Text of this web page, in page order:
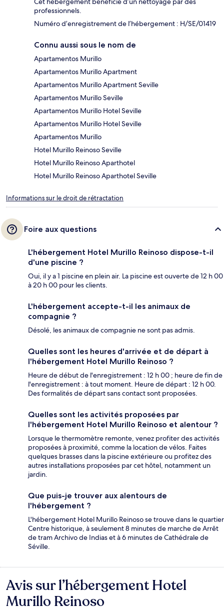
professionnels.
Numéro d’enregistrement de l’hébergement : H/SE/01419
Connu aussi sous le nom de
Apartamentos Murillo
Apartamentos Murillo Apartment
Apartamentos Murillo Apartment Seville
Apartamentos Murillo Seville
Apartamentos Murillo Hotel Seville
Apartamentos Murillo Hotel Seville
Apartamentos Murillo
Hotel Murillo Reinoso Seville
Hotel Murillo Reinoso Aparthotel
Hotel Murillo Reinoso Aparthotel Seville
Informations sur le droit de rétractation
Foire aux questions
L'hébergement Hotel Murillo Reinoso dispose-t-il
d'une piscine ?
Oui, il y a 1 piscine en plein air. La piscine est ouverte de 12 h 00
à 20 h 00 pour les clients.
L'hébergement accepte-t-il les animaux de
compagnie ?
Désolé, les animaux de compagnie ne sont pas admis.
Quelles sont les heures d'arrivée et de départ à
l'hébergement Hotel Murillo Reinoso ?
Heure de début de l'enregistrement : 12 h 00 ; heure de fin de
l'enregistrement : à tout moment. Heure de départ : 12 h 00.
Des formalités de départ sans contact sont proposées.
Quelles sont les activités proposées par
l'hébergement Hotel Murillo Reinoso et alentour ?
Lorsque le thermomètre remonte, venez profiter des activités
proposées à proximité, comme la location de vélos. Faites
quelques brasses dans la piscine extérieure ou profitez des
autres installations proposées par cet hôtel, notamment un
jardin.
Que puis-je trouver aux alentours de
l'hébergement ?
L'hébergement Hotel Murillo Reinoso se trouve dans le quartier
Centre historique, à seulement 8 minutes de marche de Arrêt
de tram Archivo de Indias et à 6 minutes de Cathédrale de
Séville.
Avis
Avis sur l’hébergement Hotel
Murillo Reinoso